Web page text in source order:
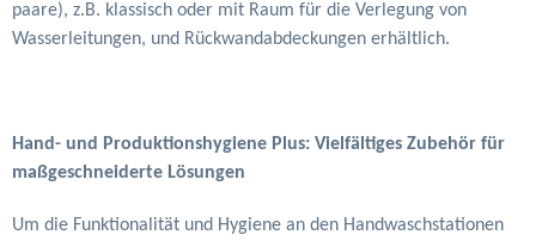
paare), z.B. klassisch oder mit Raum für die Verlegung von
Wasserleitungen, und Rückwandabdeckungen erhältlich.
Hand- und Produktionshygiene Plus: Vielfältiges Zubehör für
maßgeschneiderte Lösungen
Um die Funktionalität und Hygiene an den Handwaschstationen